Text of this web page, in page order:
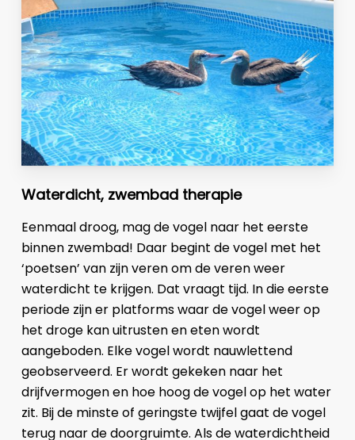
Waterdicht, zwembad therapie
Eenmaal droog, mag de vogel naar het eerste
binnen zwembad! Daar begint de vogel met het
‘poetsen’ van zijn veren om de veren weer
waterdicht te krijgen. Dat vraagt tijd. In die eerste
periode zijn er platforms waar de vogel weer op
het droge kan uitrusten en eten wordt
aangeboden. Elke vogel wordt nauwlettend
geobserveerd. Er wordt gekeken naar het
drijfvermogen en hoe hoog de vogel op het water
zit. Bij de minste of geringste twijfel gaat de vogel
terug naar de doorgruimte. Als de waterdichtheid